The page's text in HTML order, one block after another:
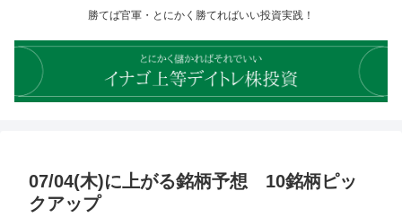
勝てば官軍・とにかく勝てればいい投資実践！
07/04(木)に上がる銘柄予想 10銘柄ピッ
クアップ